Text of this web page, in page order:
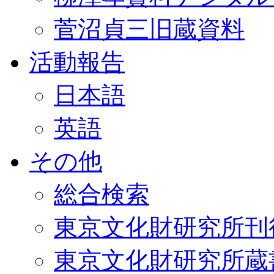
菅沼貞三旧蔵資料
活動報告
日本語
英語
その他
総合検索
東京文化財研究所
東京文化財研究所